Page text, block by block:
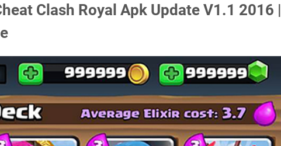
Clash Royal Apk Update V1.1 2016 |